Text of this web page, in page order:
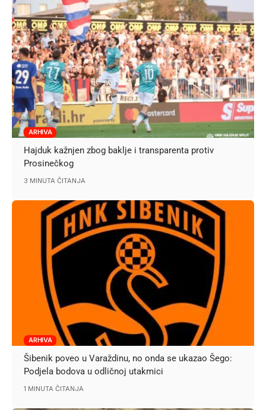
ARHIVA
Hajduk kažnjen zbog baklje i transparenta protiv
Prosinečkog
3 MINUTA ČITANJA
ARHIVA
Šibenik poveo u Varaždinu, no onda se ukazao Šego:
Podjela bodova u odličnoj utakmici
1 MINUTA ČITANJA